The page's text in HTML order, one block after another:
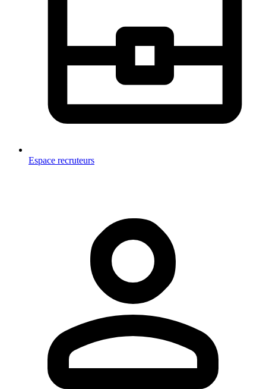
Espace recruteurs